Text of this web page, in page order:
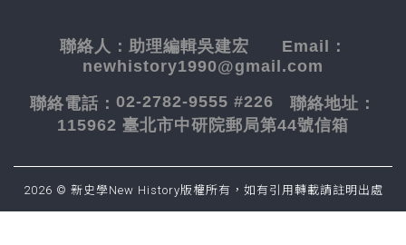
聯絡人： 助理編輯吳建宏 Email：
newhistory1990@gmail.com
聯絡電話： 02-2782-9555 #226 聯絡地址：
115962 臺北市中研院郵局第44號信箱
2026 © 新史學New History版權所有，如有引用轉載請註明出處